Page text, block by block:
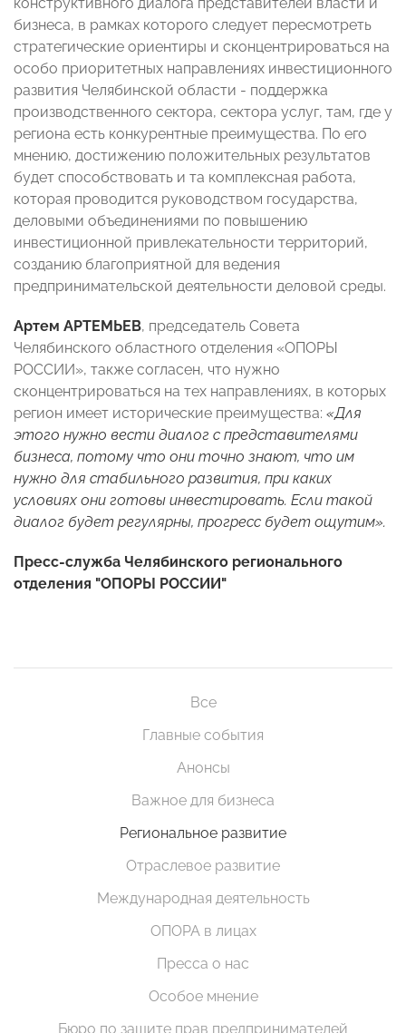
бизнеса, в рамках которого следует пересмотреть
стратегические ориентиры и сконцентрироваться на
особо приоритетных направлениях инвестиционного
развития Челябинской области - поддержка
производственного сектора, сектора услуг, там, где у
региона есть конкурентные преимущества. По его
мнению, достижению положительных результатов
будет способствовать и та комплексная работа,
которая проводится руководством государства,
деловыми объединениями по повышению
инвестиционной привлекательности территорий,
созданию благоприятной для ведения
предпринимательской деятельности деловой среды.
Артем АРТЕМЬЕВ, председатель Совета
Челябинского областного отделения «ОПОРЫ
РОССИИ», также согласен, что нужно
сконцентрироваться на тех направлениях, в которых
регион имеет исторические преимущества: «Для
этого нужно вести диалог с представителями
бизнеса, потому что они точно знают, что им
нужно для стабильного развития, при каких
условиях они готовы инвестировать. Если такой
диалог будет регулярны, прогресс будет ощутим».
Пресс-служба Челябинского регионального
отделения "ОПОРЫ РОССИИ"
Все
Главные события
Анонсы
Важное для бизнеса
Региональное развитие
Отраслевое развитие
Международная деятельность
ОПОРА в лицах
Пресса о нас
Особое мнение
Бюро по защите прав предпринимателей